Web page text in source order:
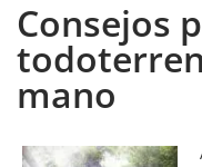
Consejos
mano